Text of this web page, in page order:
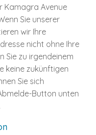
Kamagra Avenue
Sie unserer
wir Ihre
nicht ohne Ihre
Sie zu irgendeinem
keine zukünftigen
Sie sich
Button unten